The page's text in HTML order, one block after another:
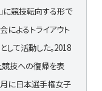
に競技転向する形で
によるトライアウト
して活動した。2018
競技への復帰を表
月に日本選手権女子